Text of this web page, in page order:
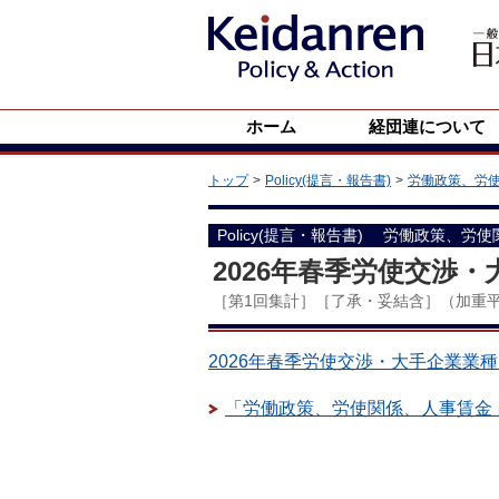
ホーム 経団連について
トップ Policy(提言・報告書) 労働政策、労
Policy(提言・報告書) 労働政策、労使
2026年春季労使交渉・
［第1回集計］［了承・妥結含］（加重
2026年春季労使交渉・大手企業業
「労働政策、労使関係、人事賃